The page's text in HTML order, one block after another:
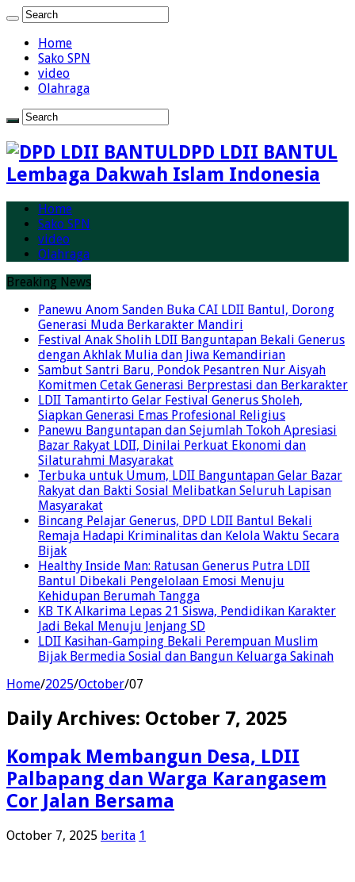
Home
Sako SPN
video
Olahraga
DPD LDII BANTUL
Lembaga Dakwah Islam Indonesia
Home
Sako SPN
video
Olahraga
Breaking News
Panewu Anom Sanden Buka CAI LDII Bantul, Dorong
Generasi Muda Berkarakter Mandiri
Festival Anak Sholih LDII Banguntapan Bekali Generus
dengan Akhlak Mulia dan Jiwa Kemandirian
Sambut Santri Baru, Pondok Pesantren Nur Aisyah
Komitmen Cetak Generasi Berprestasi dan Berkarakter
LDII Tamantirto Gelar Festival Generus Sholeh,
Siapkan Generasi Emas Profesional Religius
Panewu Banguntapan dan Sejumlah Tokoh Apresiasi
Bazar Rakyat LDII, Dinilai Perkuat Ekonomi dan
Silaturahmi Masyarakat
Terbuka untuk Umum, LDII Banguntapan Gelar Bazar
Rakyat dan Bakti Sosial Melibatkan Seluruh Lapisan
Masyarakat
Bincang Pelajar Generus, DPD LDII Bantul Bekali
Remaja Hadapi Kriminalitas dan Kelola Waktu Secara
Bijak
Healthy Inside Man: Ratusan Generus Putra LDII
Bantul Dibekali Pengelolaan Emosi Menuju
Kehidupan Berumah Tangga
KB TK Alkarima Lepas 21 Siswa, Pendidikan Karakter
Jadi Bekal Menuju Jenjang SD
LDII Kasihan-Gamping Bekali Perempuan Muslim
Bijak Bermedia Sosial dan Bangun Keluarga Sakinah
Home/2025/October/07
Daily Archives: October 7, 2025
Kompak Membangun Desa, LDII
Palbapang dan Warga Karangasem
Cor Jalan Bersama
October 7, 2025 berita 1